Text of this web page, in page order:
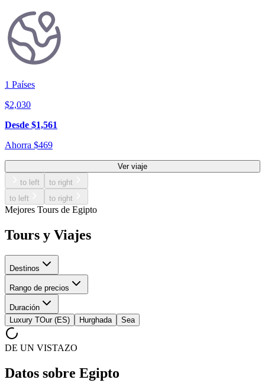
1 Países
$2,030
Desde $1,561
Ahorra $469
Ver viaje
to left
to right
to left
to right
Mejores Tours de Egipto
Tours y Viajes
Destinos
Rango de precios
Duración
Luxury TOur (ES)
Hurghada Sea
DE UN VISTAZO
Datos sobre Egipto